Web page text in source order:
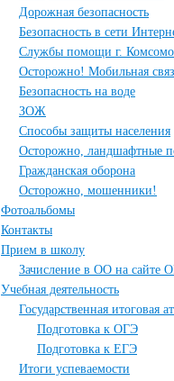
Дорожная безопасность
Безопасность в сети
Службы помощи г.
Осторожно! Мобильная
Безопасность на воде
ЗОЖ
Способы защиты населения
Осторожно, ландшафтные
Гражданская оборона
Осторожно, мошенники!
Фотоальбомы
Контакты
Прием в школу
Зачисление в ОО на сайте
Учебная деятельность
Государственная итоговая
Подготовка к ОГЭ
Подготовка к ЕГЭ
Итоги успеваемости